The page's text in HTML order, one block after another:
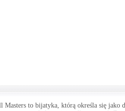
Masters to bijatyka, którą określa się jako